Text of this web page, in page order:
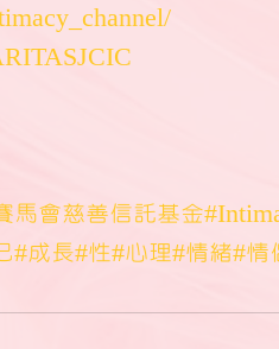
馬會慈善信託基金
#成長#性#心理#情緒#情